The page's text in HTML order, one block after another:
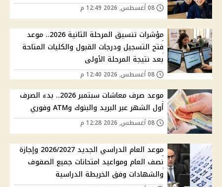
مؤشرات تنسيق المرحلة الثانية 2026.. موعد
فتح التسجيل ودرجات القبول والكليات المتاحة
بعد نتيجة المرحلة الأولى
موعد صرف معاشات سبتمبر 2026.. بدء الصرف
أول الشهر عبر البريد والبنوك وATM وفوري
موعد العام الدراسي الجديد 2026/2027 وإجازة
نصف العام ومواعيد امتحانات جميع الصفوف
والشهادات وفق الخريطة الدراسية